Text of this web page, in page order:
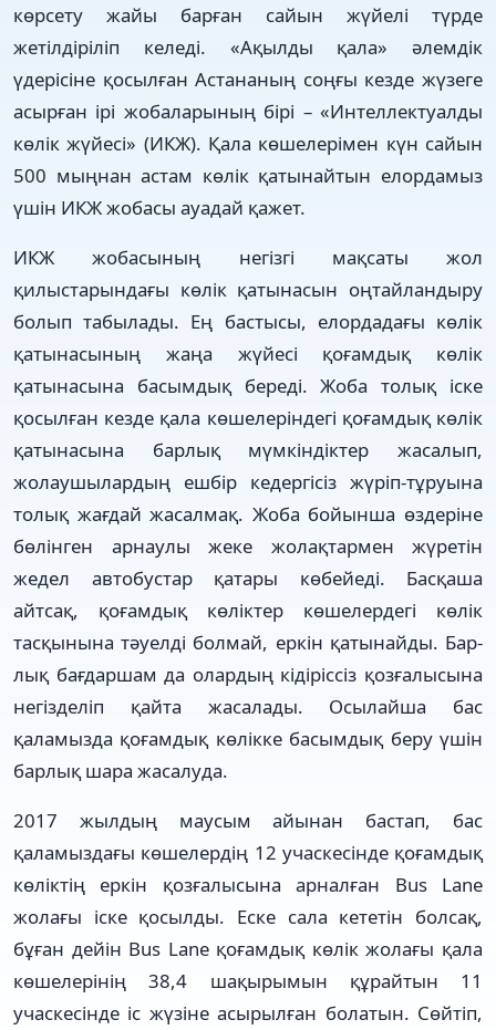
көрсету жайы барған сайын жүйелі түрде
жетілдіріліп келеді. «Ақылды қала» әлемдік
үдерісіне қосылған Астананың соңғы кезде жүзе­ге
асырған ірі жобаларының бірі – «Интел­лектуалды
көлік жүйесі» (ИКЖ). Қала көше­лерімен күн сайын
500 мыңнан астам көлік қатынайтын елордамыз
үшін ИКЖ жобасы ауадай қажет.
ИКЖ жобасының негізгі мақсаты жол
қилыстарындағы көлік қатынасын оңтайландыру
болып табылады. Ең бас­тысы, елордадағы көлік
қатынасы­ның жаңа жүйесі қоғамдық көлік
қатынасы­на басымдық береді. Жоба толық іске
қосыл­ған кезде қала көшелеріндегі қоғамдық көлік
қатынасына барлық мүмкіндіктер жасалып,
жолаушылар­дың ешбір кедер­гісіз жүріп-тұруына
толық жағ­дай жасалмақ. Жоба бойынша өздері­не
бөлінген арнаулы жеке жолақтар­мен жү­ре­тін
жедел автобустар қатары көбейеді. Басқаша
айтсақ, қоғамдық көліктер көшелердегі көлік
тасқынына тәуелді болмай, еркін қатынайды. Бар­
лық бағдаршам да олардың кідіріссіз қозғалысына
негізделіп қайта жасалады. Осылайша бас
қаламызда қоғамдық көлікке басымдық беру үшін
барлық шара жасалуда.
2017 жылдың маусым айынан бас­тап, бас
қаламыздағы көшелердің 12 учас­кесінде қоғамдық
көліктің еркін қоз­ға­лысына арналған Bus Lane
жола­ғы іске қосылды. Еске сала кететін бол­сақ,
бұған дейін Bus Lane қоғамдық көлік жолағы қала
көшелерінің 38,4 шақы­ры­мын құрайтын 11
учаскесінде іс жүзіне асырылған болатын. Сөйтіп,